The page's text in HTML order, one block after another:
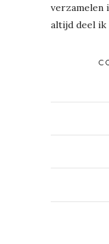
verzamelen
altijd deel ik